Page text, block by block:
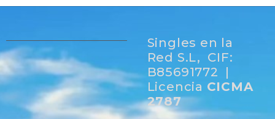
Singles en la
Red S.L, CIF:
B85691772 |
Licencia CICMA
2787